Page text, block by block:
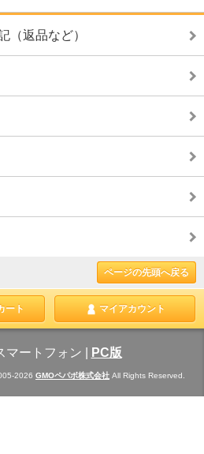
（返品など）
ページの先頭へ戻る
ート マイアカウント
マートフォン PC版
2026 GMOペパボ株式会社 All Rights Reserved.